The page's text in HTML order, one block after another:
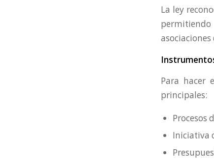
La ley
Para hacer
principales:
Procesos
Iniciativa